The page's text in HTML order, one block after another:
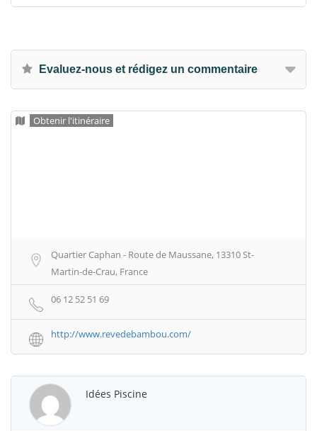
Evaluez-nous et rédigez un commentaire
Obtenir l'itinéraire
Quartier Caphan - Route de Maussane, 13310 St-
Martin-de-Crau, France
06 12 52 51 69
http://www.revedebambou.com/
Idées Piscine